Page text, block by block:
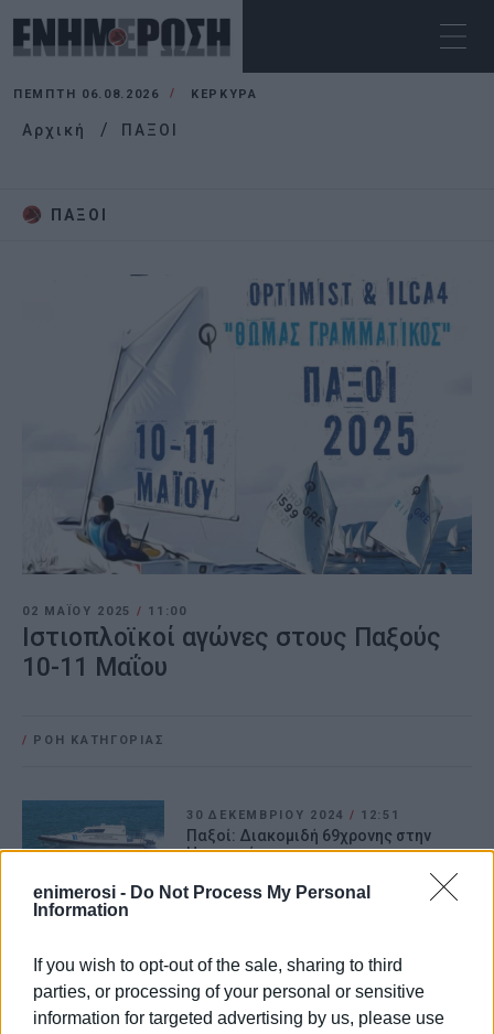
enimerosi - Do Not Process My Personal
Information
If you wish to opt-out of the sale, sharing to third
parties, or processing of your personal or sensitive
information for targeted advertising by us, please use
ΠΈΜΠΤΗ 06.08.2026 ΚΕΡΚΥΡΑ
Αρχική ΠΑΞΟΙ
ΠΑΞΟΙ
02 ΜΑΪ́ΟΥ 2025 / 11:00
Ιστιοπλοϊκοί αγώνες στους Παξούς
10-11 Μαΐου
/ ΡΟΗ ΚΑΤΗΓΟΡΙΑΣ
30 ΔΕΚΕΜΒΡΊΟΥ 2024 / 12:51
Παξοί: Διακομιδή 69χρονης στην
Ηγουμενίτσα
Γυμνασίου με Λυκειακές Τάξεις
Παξών